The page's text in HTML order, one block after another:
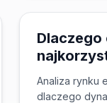
Dlaczego
Analiza rynku
dlaczego